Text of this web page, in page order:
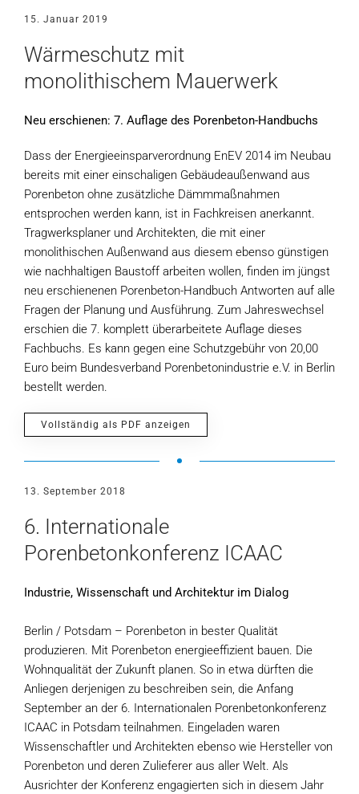
15. Januar 2019
Wärmeschutz mit
monolithischem Mauerwerk
Neu erschienen: 7. Auflage des Porenbeton-Handbuchs
Dass der Energieeinsparverordnung EnEV 2014 im Neubau
bereits mit einer einschaligen Gebäudeaußenwand aus
Porenbeton ohne zusätzliche Dämmmaßnahmen
entsprochen werden kann, ist in Fachkreisen anerkannt.
Tragwerksplaner und Architekten, die mit einer
monolithischen Außenwand aus diesem ebenso günstigen
wie nachhaltigen Baustoff arbeiten wollen, finden im jüngst
neu erschienenen Porenbeton-Handbuch Antworten auf alle
Fragen der Planung und Ausführung. Zum Jahreswechsel
erschien die 7. komplett überarbeitete Auflage dieses
Fachbuchs. Es kann gegen eine Schutzgebühr von 20,00
Euro beim Bundesverband Porenbetonindustrie e.V. in Berlin
bestellt werden.
Vollständig als PDF anzeigen
13. September 2018
6. Internationale
Porenbetonkonferenz ICAAC
Industrie, Wissenschaft und Architektur im Dialog
Berlin / Potsdam – Porenbeton in bester Qualität
produzieren. Mit Porenbeton energieeffizient bauen. Die
Wohnqualität der Zukunft planen. So in etwa dürften die
Anliegen derjenigen zu beschreiben sein, die Anfang
September an der 6. Internationalen Porenbetonkonferenz
ICAAC in Potsdam teilnahmen. Eingeladen waren
Wissenschaftler und Architekten ebenso wie Hersteller von
Porenbeton und deren Zulieferer aus aller Welt. Als
Ausrichter der Konferenz engagierten sich in diesem Jahr